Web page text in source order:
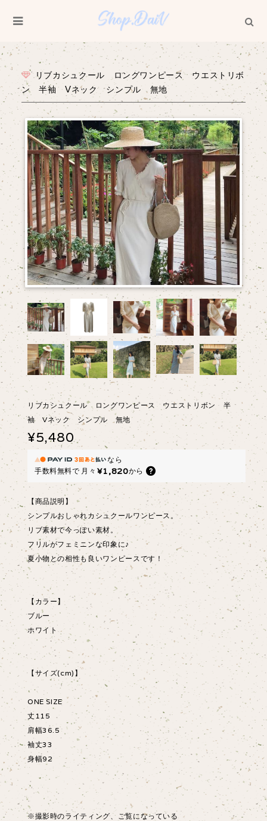
リブカシュクール ロングワンピース ウエストリボ
ン 半袖 Vネック シンプル 無地
リブカシュクール ロングワンピース ウエストリボン 半
袖 Vネック シンプル 無地
¥5,480
なら
手数料無料で 月々 ¥1,820から
【商品説明】
シンプルおしゃれカシュクールワンピース。
リブ素材で今っぽい素材。
フリルがフェミニンな印象に♪
夏小物との相性も良いワンピースです！
【カラー】
ブルー
ホワイト
【サイズ(cm)】
ONE SIZE
丈115
肩幅36.5
袖丈33
身幅92
※撮影時のライティング、ご覧になっている